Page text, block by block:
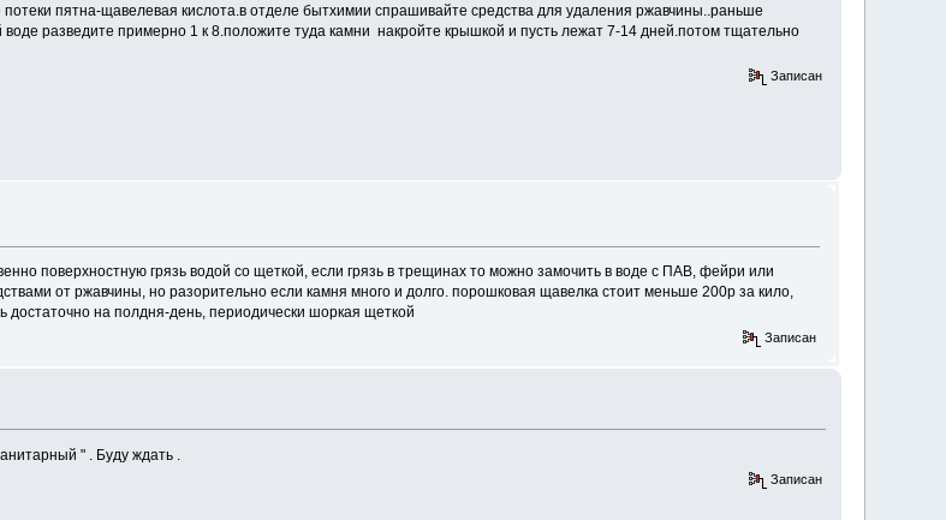
пятна-щавелевая кислота.в отделе бытхимии спрашивайте средства для удаления ржавчины..раньше
разведите примерно 1 к 8.положите туда камни накройте крышкой и пусть лежат 7-14 дней.потом тщательно
Записан
поверхностную грязь водой со щеткой, если грязь в трещинах то можно замочить в воде с ПАВ, фейри или
от ржавчины, но разорительно если камня много и долго. порошковая щавелка стоит меньше 200р за кило,
достаточно на полдня-день, периодически шоркая щеткой
Записан
" . Буду ждать .
Записан